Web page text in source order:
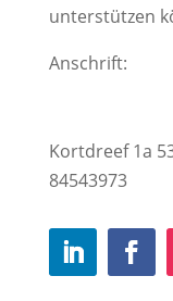
unterstützen
Anschrift:
Kortdreef 1a
84543973